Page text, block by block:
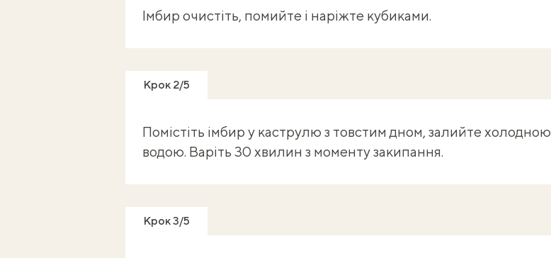
Імбир очистіть, помийте і наріжте кубиками.
Крок 2/5
Помістіть імбир у каструлю з товстим дном, залийте холодною
водою. Варіть 30 хвилин з моменту закипання.
Крок 3/5